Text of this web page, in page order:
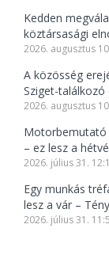
Kedden
köztársasági
2026. augusztus
A közösség
Sziget-
2026. augusztus
Motorbemutató
– ez lesz a
2026. július 31.
Egy munkás
lesz a vár –
2026. július 31.